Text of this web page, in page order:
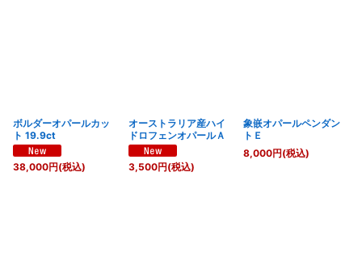
ボルダーオパールカッ
ト 19.9ct
38,000円(税込)
オーストラリア産ハイ
ドロフェンオパールＡ
3,500円(税込)
象嵌オパールペンダン
トＥ
8,000円(税込)